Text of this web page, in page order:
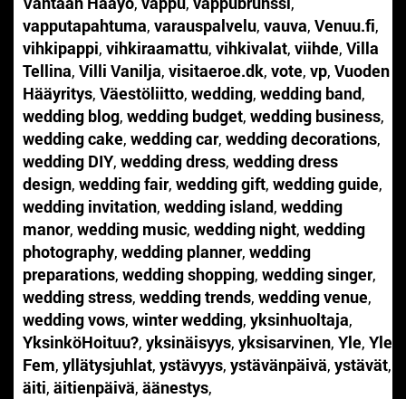
vapputapahtuma, varauspalvelu, vauva, Venuu.fi,
vihkipappi, vihkiraamattu, vihkivalat, viihde, Villa
Tellina, Villi Vanilja, visitaeroe.dk, vote, vp, Vuoden
Hääyritys, Väestöliitto, wedding, wedding band,
wedding blog, wedding budget, wedding business,
wedding cake, wedding car, wedding decorations,
wedding DIY, wedding dress, wedding dress
design, wedding fair, wedding gift, wedding guide,
wedding invitation, wedding island, wedding
manor, wedding music, wedding night, wedding
photography, wedding planner, wedding
preparations, wedding shopping, wedding singer,
wedding stress, wedding trends, wedding venue,
wedding vows, winter wedding, yksinhuoltaja,
YksinköHoituu?, yksinäisyys, yksisarvinen, Yle, Yle
Fem, yllätysjuhlat, ystävyys, ystävänpäivä, ystävät,
äiti, äitienpäivä, äänestys,